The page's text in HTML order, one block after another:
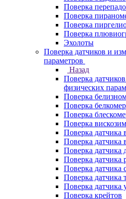
Поверка
Поверка
Поверка
Поверка
Эхолоты
Поверка датчиков и
параметров
Назад
Поверка
физических
Поверка
Поверка
Поверка
Поверка
Поверка датчика
Поверка датчика
Поверка датчика
Поверка датчика
Поверка датчика
Поверка датчика
Поверка датчика
Поверка крейтов